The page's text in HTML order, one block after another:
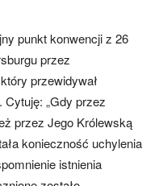
punkt konwencji z 26
przez
przewidywał
„Gdy przez
przez Jego Królewską
konieczność uchylenia
istnienia